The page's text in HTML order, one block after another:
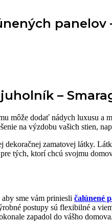
panelov
–
môže dodať nádych luxusu
na výzdobu vašich stien,
zamatovej látky.
tých, ktorí chcú svojmu
sme vám priniesli čalúnené
postupy sú flexibilné a
zapadol do vášho domova.